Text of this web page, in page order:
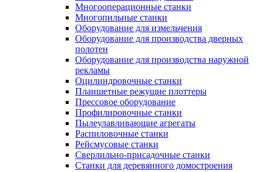
Многооперационные станки
Многопильные станки
Оборудование для измельчения
Оборудование для производства дверных
полотен
Оборудование для производства наружной
рекламы
Оцилиндровочные станки
Планшетные режущие плоттеры
Прессовое оборудование
Профилировочные станки
Пылеулавливающие агрегаты
Распиловочные станки
Рейсмусовые станки
Сверлильно-присадочные станки
Станки для деревянного домостроения